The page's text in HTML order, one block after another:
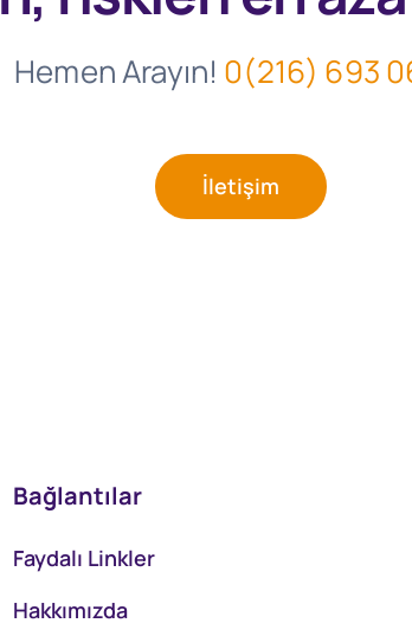
Hemen Arayın! 0(216) 693
İletişim
Bağlantılar
Faydalı Linkler
Hakkımızda